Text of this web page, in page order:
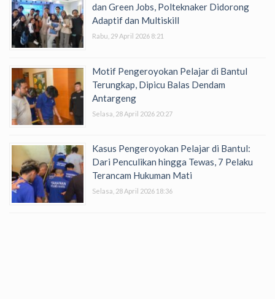
dan Green Jobs, Polteknaker Didorong
Adaptif dan Multiskill
Rabu, 29 April 2026 8:21
Motif Pengeroyokan Pelajar di Bantul
Terungkap, Dipicu Balas Dendam
Antargeng
Selasa, 28 April 2026 20:27
Kasus Pengeroyokan Pelajar di Bantul:
Dari Penculikan hingga Tewas, 7 Pelaku
Terancam Hukuman Mati
Selasa, 28 April 2026 18:36